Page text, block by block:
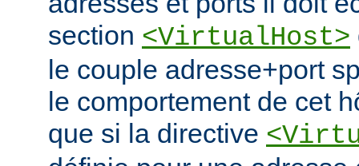
section <VirtualHost>
le couple adresse+port
le comportement de cet
que si la directive